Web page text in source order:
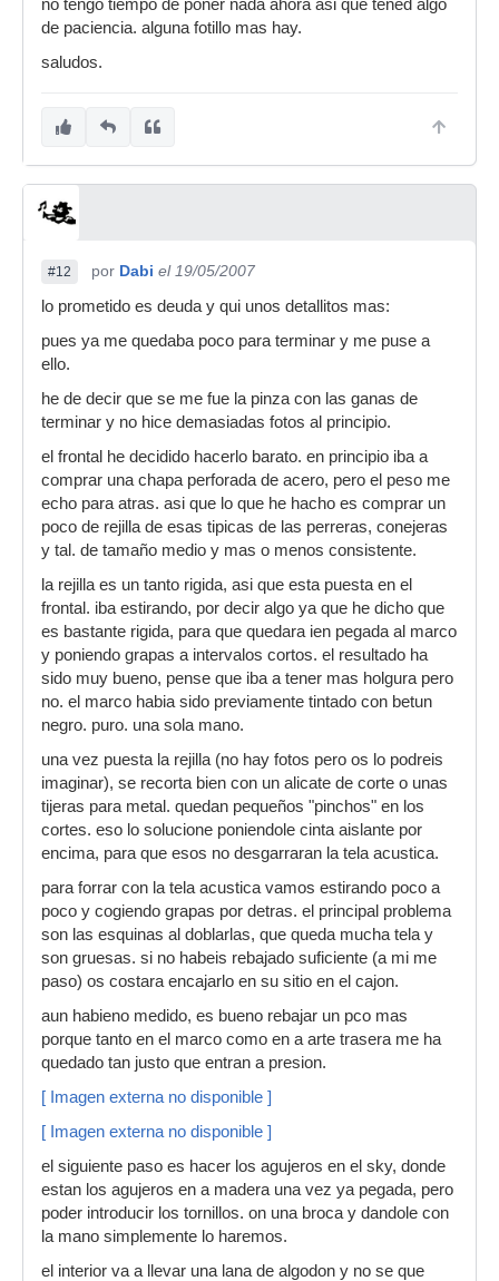
no tengo tiempo de poner nada ahora asi que tened algo
de paciencia. alguna fotillo mas hay.
saludos.
#12 por Dabi el 19/05/2007
lo prometido es deuda y qui unos detallitos mas:
pues ya me quedaba poco para terminar y me puse a
ello.
he de decir que se me fue la pinza con las ganas de
terminar y no hice demasiadas fotos al principio.
el frontal he decidido hacerlo barato. en principio iba a
comprar una chapa perforada de acero, pero el peso me
echo para atras. asi que lo que he hacho es comprar un
poco de rejilla de esas tipicas de las perreras, conejeras
y tal. de tamaño medio y mas o menos consistente.
la rejilla es un tanto rigida, asi que esta puesta en el
frontal. iba estirando, por decir algo ya que he dicho que
es bastante rigida, para que quedara ien pegada al marco
y poniendo grapas a intervalos cortos. el resultado ha
sido muy bueno, pense que iba a tener mas holgura pero
no. el marco habia sido previamente tintado con betun
negro. puro. una sola mano.
una vez puesta la rejilla (no hay fotos pero os lo podreis
imaginar), se recorta bien con un alicate de corte o unas
tijeras para metal. quedan pequeños "pinchos" en los
cortes. eso lo solucione poniendole cinta aislante por
encima, para que esos no desgarraran la tela acustica.
para forrar con la tela acustica vamos estirando poco a
poco y cogiendo grapas por detras. el principal problema
son las esquinas al doblarlas, que queda mucha tela y
son gruesas. si no habeis rebajado suficiente (a mi me
paso) os costara encajarlo en su sitio en el cajon.
aun habieno medido, es bueno rebajar un pco mas
porque tanto en el marco como en a arte trasera me ha
quedado tan justo que entran a presion.
[ Imagen externa no disponible ]
[ Imagen externa no disponible ]
el siguiente paso es hacer los agujeros en el sky, donde
estan los agujeros en a madera una vez ya pegada, pero
poder introducir los tornillos. on una broca y dandole con
la mano simplemente lo haremos.
el interior va a llevar una lana de algodon y no se que